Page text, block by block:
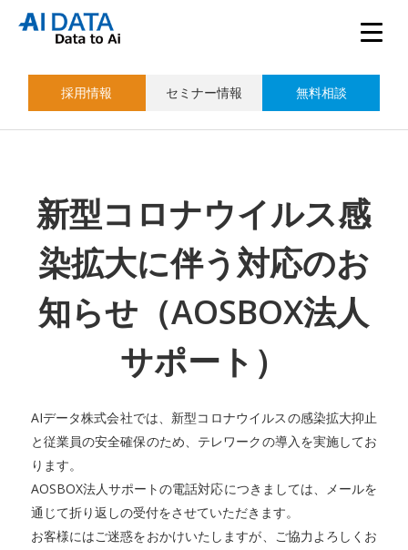
採用情報 セミナー情報 無料相談
新型コロナウイルス感
染拡大に伴う対応のお
知らせ（AOSBOX法人
サポート）
AIデータ株式会社では、新型コロナウイルスの感染拡大抑止
と従業員の安全確保のため、テレワークの導入を実施してお
ります。
AOSBOX法人サポートの電話対応につきましては、メールを
通じて折り返しの受付をさせていただきます。
お客様にはご迷惑をおかけいたしますが、ご協力よろしくお